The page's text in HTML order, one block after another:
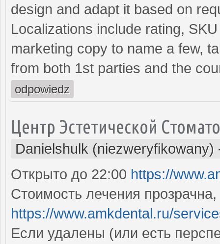
design and adapt it based on
Localizations include rating,
marketing copy to name a few,
from both 1st parties and the
odpowiedz
Центр Эстетической
Danielshulk (niezweryfikowany)
Открыто до 22:00 https://
Стоимость лечения
https://www.amkdental.ru/
Если удалены (или есть